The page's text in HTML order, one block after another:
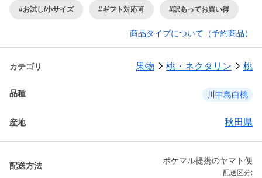
#お試し/小サイズ #ギフト対応可 #訳あってお買い得
商品タイプについて（予約商品）
カテゴリ 果物 桃・ネクタリン 桃
品種 川中島白桃
産地 秋田県
配送方法
ポケマル提携のヤマト便
配送区分: